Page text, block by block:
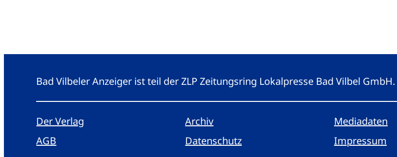
Bad Vilbeler Anzeiger ist teil der ZLP Zeitungsring Lokalpresse Bad Vilbel GmbH.
Der Verlag Archiv Mediadaten
AGB
Datenschutz Impressum